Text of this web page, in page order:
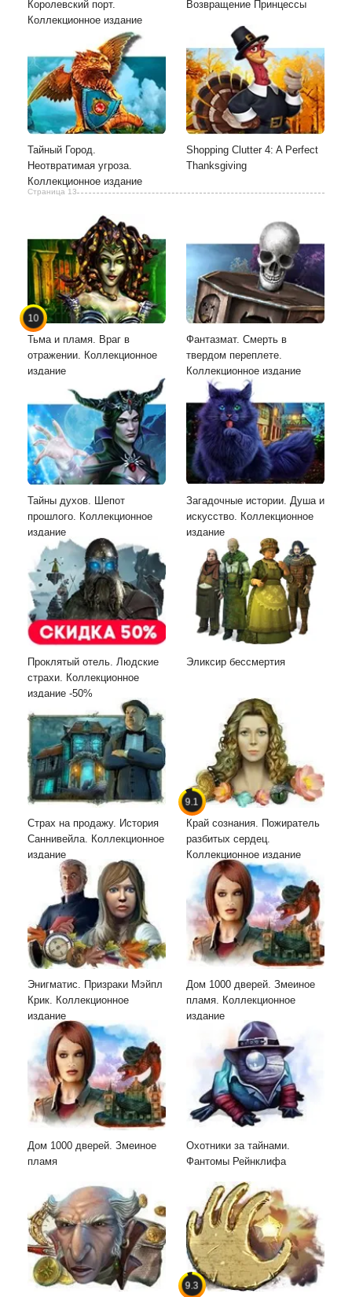
Королевский порт.
Коллекционное издание
Возвращение Принцессы
Тайный Город.
Неотвратимая угроза.
Коллекционное издание
Shopping Clutter 4: A Perfect
Thanksgiving
Страница 13
10
Тьма и пламя. Враг в
отражении. Коллекционное
издание
Фантазмат. Смерть в
твердом переплете.
Коллекционное издание
Тайны духов. Шепот
прошлого. Коллекционное
издание
Загадочные истории. Душа и
искусство. Коллекционное
издание
Проклятый отель. Людские
страхи. Коллекционное
издание -50%
Эликсир бессмертия
Страх на продажу. История
Саннивейла. Коллекционное
издание
9.1
Край сознания. Пожиратель
разбитых сердец.
Коллекционное издание
Энигматис. Призраки Мэйпл
Крик. Коллекционное
издание
Дом 1000 дверей. Змеиное
пламя. Коллекционное
издание
Дом 1000 дверей. Змеиное
пламя
Охотники за тайнами.
Фантомы Рейнклифа
9.3